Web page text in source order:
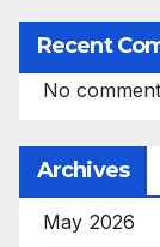
Recent
No
Archives
May 2026